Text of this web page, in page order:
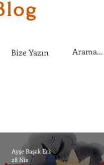
Bize Yazın
Ayşe Başak Erk
28 Nis